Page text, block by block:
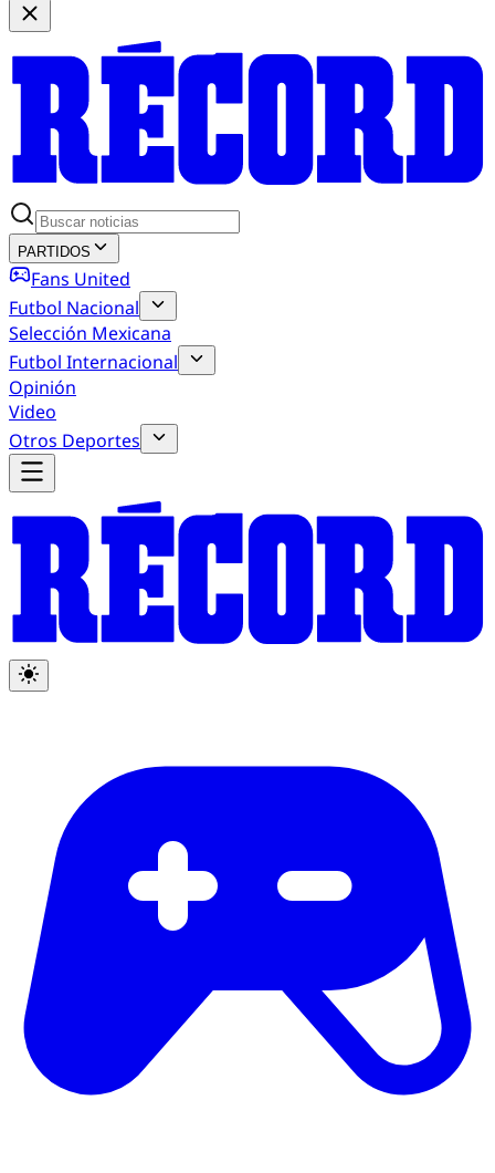
PARTIDOS
Fans United
Futbol Nacional
Selección Mexicana
Futbol Internacional
Opinión
Video
Otros Deportes